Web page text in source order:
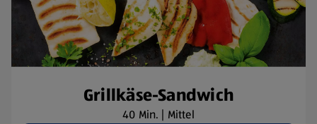
Grillkäse-Sandwich
40 Min. | Mittel